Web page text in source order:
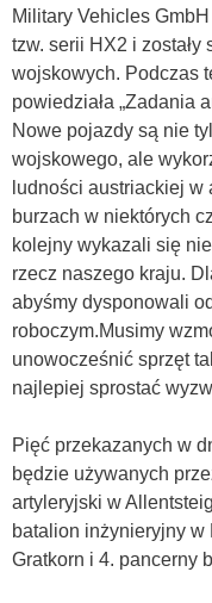
Military Vehicles
tzw. serii HX2 i
wojskowych. Podczas
powiedziała „Zadania
Nowe pojazdy są nie
wojskowego, ale
ludności austriackiej
burzach w niektórych
kolejny wykazali się
rzecz naszego kraju.
abyśmy dysponowali
roboczym.Musimy
unowocześnić sprzęt
najlepiej sprostać
Pięć przekazanych w
będzie używanych
artyleryjski w
batalion inżynieryjny w
Gratkorn i 4. pancerny